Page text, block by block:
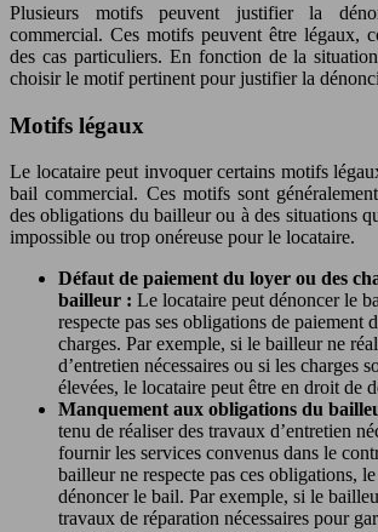
Plusieurs motifs peuvent justifier la
commercial. Ces motifs peuvent être légaux,
des cas particuliers. En fonction de la
choisir le motif pertinent pour justifier la
Motifs légaux
Le locataire peut invoquer certains motifs
bail commercial. Ces motifs sont
des obligations du bailleur ou à des situations
impossible ou trop onéreuse pour le locataire.
Défaut de paiement du loyer ou des
bailleur : Le locataire peut dénoncer le
respecte pas ses obligations de paiement
charges. Par exemple, si le bailleur ne
d’entretien nécessaires ou si les charges
élevées, le locataire peut être en droit de
Manquement aux obligations du
tenu de réaliser des travaux d’entretien
fournir les services convenus dans le
bailleur ne respecte pas ces obligations,
dénoncer le bail. Par exemple, si le
travaux de réparation nécessaires pour